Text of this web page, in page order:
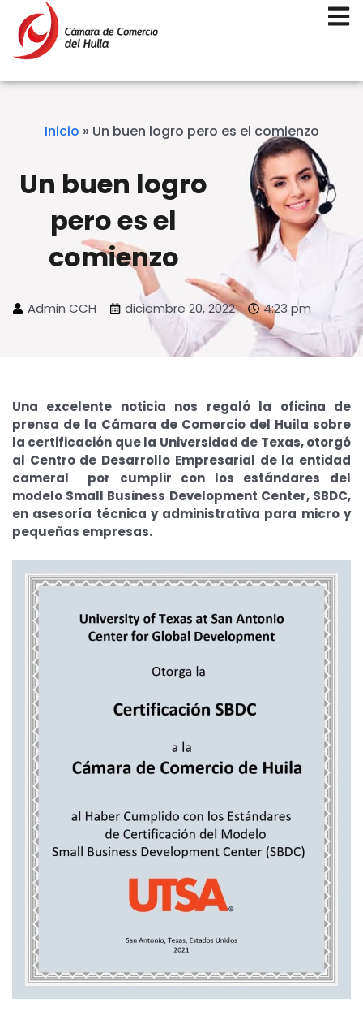
Inicio » Un buen logro pero es el comienzo
Un buen logro
pero es el
comienzo
Admin CCH diciembre 20, 2022 4:23 pm
Una excelente noticia nos regaló la oficina de
prensa de la Cámara de Comercio del Huila sobre
la certificación que la Universidad de Texas, otorgó
al Centro de Desarrollo Empresarial de la entidad
cameral por cumplir con los estándares del
modelo Small Business Development Center, SBDC,
en asesoría técnica y administrativa para micro y
pequeñas empresas.